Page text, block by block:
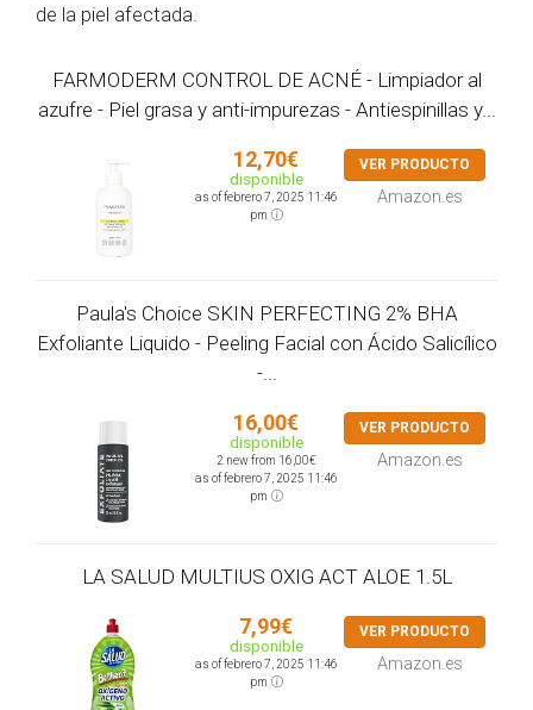
de la piel afectada.
FARMODERM CONTROL DE ACNÉ - Limpiador al
azufre - Piel grasa y anti-impurezas - Antiespinillas y...
12,70€
disponible
as of febrero 7, 2025 11:46
pm
VER PRODUCTO
Amazon.es
Paula's Choice SKIN PERFECTING 2% BHA
Exfoliante Liquido - Peeling Facial con Ácido Salicílico
-...
16,00€
disponible
2 new from 16,00€
as of febrero 7, 2025 11:46
pm
VER PRODUCTO
Amazon.es
LA SALUD MULTIUS OXIG ACT ALOE 1.5L
7,99€
disponible
as of febrero 7, 2025 11:46
pm
VER PRODUCTO
Amazon.es